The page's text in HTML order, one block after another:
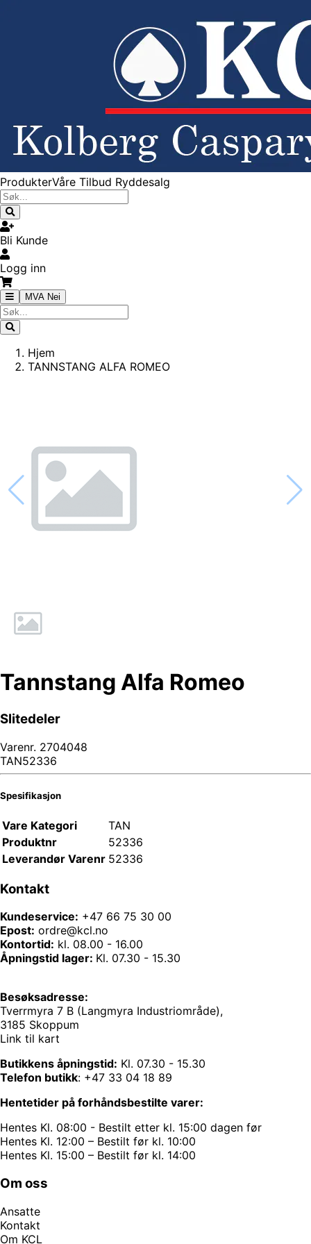
ProdukterVåre Tilbud Ryddesalg
Bli Kunde
Logg inn
MVA Nei
Hjem
TANNSTANG ALFA ROMEO
Tannstang Alfa Romeo
Slitedeler
Varenr. 2704048
TAN52336
Spesifikasjon
Vare Kategori
TAN
Produktnr
52336
Leverandør Varenr 52336
Kontakt
Kundeservice: +47 66 75 30 00
Epost: ordre@kcl.no
Kontortid: kl. 08.00 - 16.00
Åpningstid lager: Kl. 07.30 - 15.30
Besøksadresse:
Tverrmyra 7 B (Langmyra Industriområde),
3185 Skoppum
Link til kart
Butikkens åpningstid: Kl. 07.30 - 15.30
Telefon butikk: +47 33 04 18 89
Hentetider på forhåndsbestilte varer:
Hentes Kl. 08:00 - Bestilt etter kl. 15:00 dagen før
Hentes Kl. 12:00 – Bestilt før kl. 10:00
Hentes Kl. 15:00 – Bestilt før kl. 14:00
Om oss
Ansatte
Kontakt
Om KCL